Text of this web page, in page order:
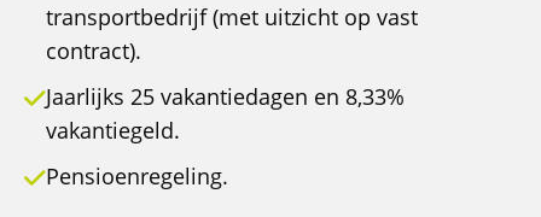
transportbedrijf (met uitzicht op vast
contract).
Jaarlijks 25 vakantiedagen en 8,33%
vakantiegeld.
Pensioenregeling.